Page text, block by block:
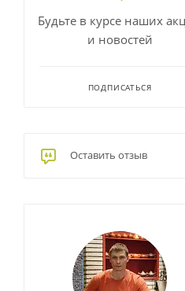
Будьте в курсе наших
и новостей
ПОДПИСАТЬСЯ
Оставить отзыв